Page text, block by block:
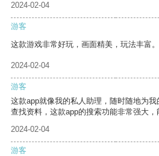
2024-02-04
游客
这款游戏非常好玩，画面精美，玩法丰富。
2024-02-04
游客
这款app就像我的私人助理，随时随地为
查找资料，这款app的搜索功能非常强大，
2024-02-04
游客